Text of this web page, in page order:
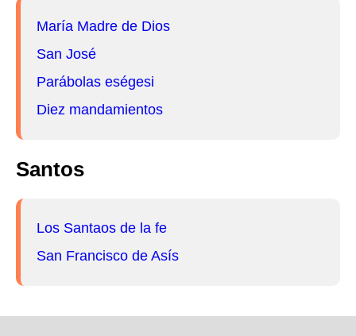
María Madre de Dios
San José
Parábolas eségesi
Diez mandamientos
Santos
Los Santaos de la fe
San Francisco de Asís